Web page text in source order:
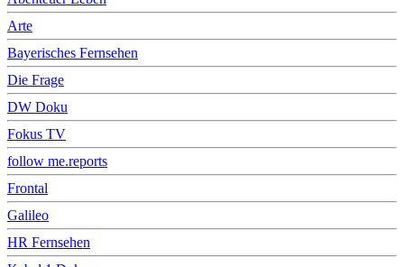
Arte
Bayerisches Fernsehen
Die Frage
DW Doku
Fokus TV
follow me.reports
Frontal
Galileo
HR Fernsehen